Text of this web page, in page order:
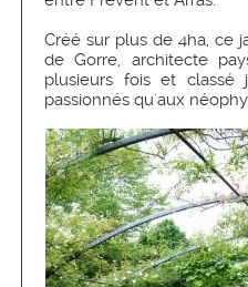
Créé sur plus de 4ha, ce
de Gorre, architecte
plusieurs fois et classé
passionnés qu'aux